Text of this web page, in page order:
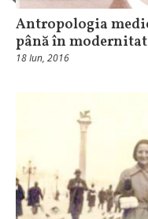
Antropologia
până în
18 Iun, 2016